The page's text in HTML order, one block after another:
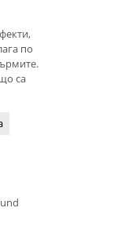
по
са